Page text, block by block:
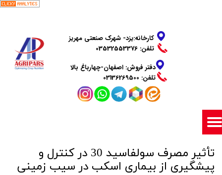
دفتر فروش: اصفهان-چهارباغ بالا
​​​​​​​تلفن: 03136269500
​​​​​​​کارخانه:یزد- شهرک صنعتی مهریز
تلفن: 03532553376
​تأثیر مصرف سولفاسید 30 در کنترل و
پیشگیری از بیماری اسکب در سیب زمینی